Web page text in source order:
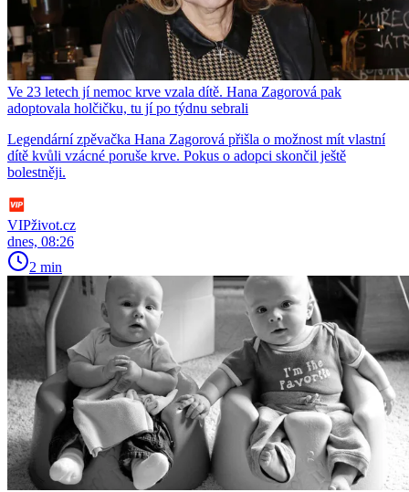
Ve 23 letech jí nemoc krve vzala dítě. Hana Zagorová pak
adoptovala holčičku, tu jí po týdnu sebrali
Legendární zpěvačka Hana Zagorová přišla o možnost mít vlastní
dítě kvůli vzácné poruše krve. Pokus o adopci skončil ještě
bolestněji.
VIPživot.cz
dnes, 08:26
2 min